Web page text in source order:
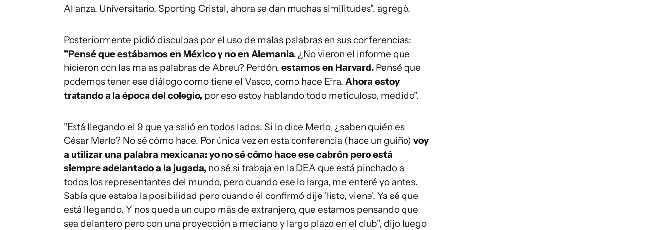
Alianza, Universitario, Sporting Cristal, ahora se dan muchas similitudes", agregó.
Posteriormente pidió disculpas por el uso de malas palabras en sus conferencias:
"Pensé que estábamos en México y no en Alemania.¿No vieron el informe que
hicieron con las malas palabras de Abreu? Perdón, estamos en Harvard. Pensé que
podemos tener ese diálogo como tiene el Vasco, como hace Efra. Ahora estoy
tratando a la época del colegio, por eso estoy hablando todo meticuloso, medido".
"Está llegando el 9 que ya salió en todos lados. Si lo dice Merlo, ¿saben quién es
César Merlo? No sé cómo hace. Por única vez en esta conferencia (hace un guiño) voy
a utilizar una palabra mexicana: yo no sé cómo hace ese cabrón pero está
siempre adelantado a la jugada, no sé si trabaja en la DEA que está pinchado a
todos los representantes del mundo, pero cuando ese lo larga, me enteré yo antes.
Sabía que estaba la posibilidad pero cuando él confirmó dije 'listo, viene'. Ya sé que
está llegando. Y nos queda un cupo más de extranjero, que estamos pensando que
sea delantero pero con una proyección a mediano y largo plazo en el club", dijo luego